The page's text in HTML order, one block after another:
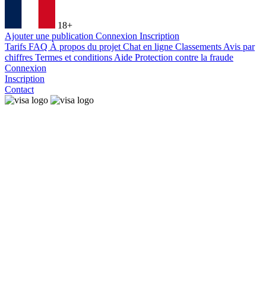
18+
Ajouter une publication Connexion Inscription
Tarifs FAQ À propos du projet Chat en ligne Classements Avis par
chiffres Termes et conditions Aide Protection contre la fraude
Connexion
Inscription
Contact